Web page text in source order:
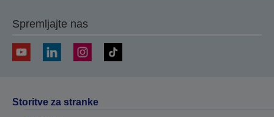
Spremljajte nas
Storitve za stranke